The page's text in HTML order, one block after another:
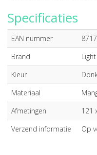
Specificaties
EAN nummer
Brand
Kleur
Materiaal
Afmetingen
121
Verzend informatie
Op